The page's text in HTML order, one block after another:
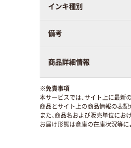
インキ種別
備考
商品詳細情報
※免責事項
本サービスでは、サイト上に最新
商品とサイト上の商品情報の表記
また、商品名および販売単位にお
お届け形態は倉庫の在庫状況等に